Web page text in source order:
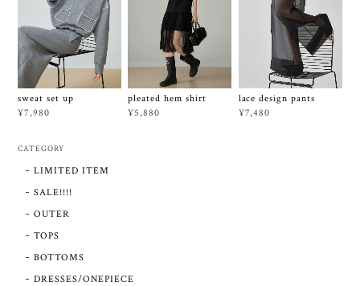
sweat set up
¥7,980
pleated hem shirt
¥5,880
lace design pants
¥7,480
CATEGORY
LIMITED ITEM
SALE!!!!
OUTER
TOPS
BOTTOMS
DRESSES/ONEPIECE